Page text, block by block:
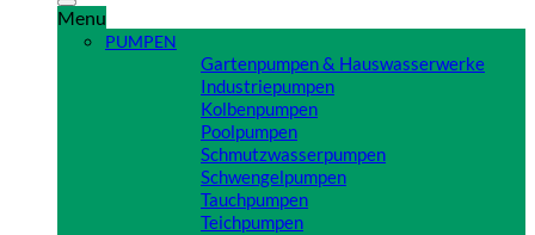
Menu
PUMPEN
Gartenpumpen & Hauswasserwerke
Industriepumpen
Kolbenpumpen
Poolpumpen
Schmutzwasserpumpen
Schwengelpumpen
Tauchpumpen
Teichpumpen